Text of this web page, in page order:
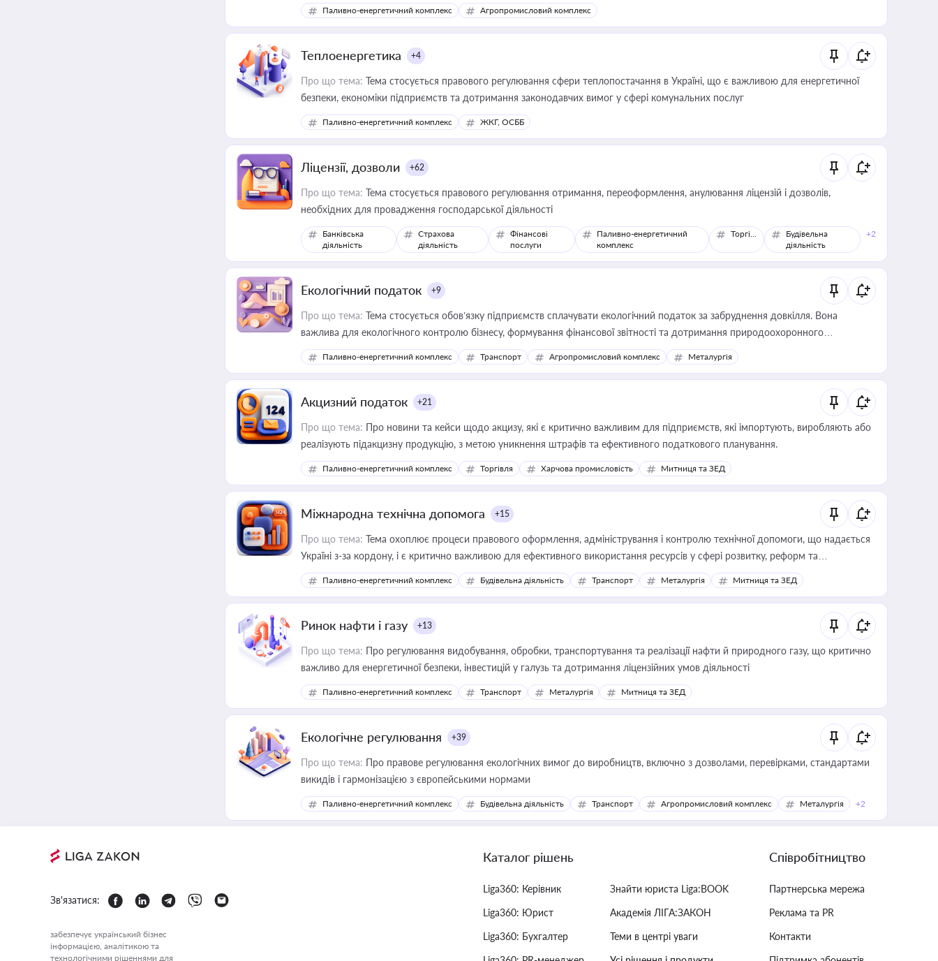
Паливно-енергетичний комплекс Агропромисловий комплекс
Теплоенергетика +4
Про що тема: Тема стосується правового регулювання сфери теплопостачання в Україні, що є важливою для енергетичної
безпеки, економіки підприємств та дотримання законодавчих вимог у сфері комунальних послуг
Паливно-енергетичний комплекс ЖКГ, ОСББ
Ліцензії, дозволи +62
Про що тема: Тема стосується правового регулювання отримання, переоформлення, анулювання ліцензій і дозволів,
необхідних для провадження господарської діяльності
Банківська
діяльність
Страхова
діяльність
Фінансові
послуги
Паливно-енергетичний
комплекс
Торгівля
Будівельна
діяльність
+2
Екологічний податок +9
Про що тема: Тема стосується обов’язку підприємств сплачувати екологічний податок за забруднення довкілля. Вона
важлива для екологічного контролю бізнесу, формування фінансової звітності та дотримання природоохоронного
законодавства
Паливно-енергетичний комплекс Транспорт Агропромисловий комплекс Металургія
Акцизний податок +21
Про що тема: Про новини та кейси щодо акцизу, які є критично важливим для підприємств, які імпортують, виробляють або
реалізують підакцизну продукцію, з метою уникнення штрафів та ефективного податкового планування.
Паливно-енергетичний комплекс Торгівля Харчова промисловість Митниця та ЗЕД
Міжнародна технічна допомога +15
Про що тема: Тема охоплює процеси правового оформлення, адміністрування і контролю технічної допомоги, що надається
Україні з-за кордону, і є критично важливою для ефективного використання ресурсів у сфері розвитку, реформ та
інфраструктурних проєктів
Паливно-енергетичний комплекс Будівельна діяльність Транспорт Металургія Митниця та ЗЕД
Ринок нафти і газу +13
Про що тема: Про регулювання видобування, обробки, транспортування та реалізації нафти й природного газу, що критично
важливо для енергетичної безпеки, інвестицій у галузь та дотримання ліцензійних умов діяльності
Паливно-енергетичний комплекс Транспорт Металургія Митниця та ЗЕД
Екологічне регулювання +39
Про що тема: Про правове регулювання екологічних вимог до виробництв, включно з дозволами, перевірками, стандартами
викидів і гармонізацією з європейськими нормами
Паливно-енергетичний комплекс Будівельна діяльність Транспорт Агропромисловий комплекс Металургія +2
Зв'язатися:
забезпечує український бізнес
інформацією, аналітикою та
технологічними рішеннями для
Каталог рішень
Liga360: Керівник
Liga360: Юрист
Liga360: Бухгалтер
Знайти юриста Liga:BOOK
Академія ЛІГА:ЗАКОН
Теми в центрі уваги
Співробітництво
Партнерська мережа
Реклама та PR
Контакти